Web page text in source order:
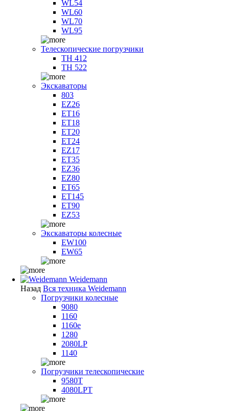
WL54
WL60
WL70
WL95
Телескопические погрузчики
TH 412
TH 522
Экскаваторы
803
EZ26
ET16
ET18
ET20
ET24
EZ17
ET35
EZ36
EZ80
ET65
ET145
ET90
EZ53
Экскаваторы колесные
EW100
EW65
Weidemann
Назад Вся техника Weidemann
Погрузчики колесные
9080
1160
1160e
1280
2080LP
1140
Погрузчики телескопические
9580T
4080LPT